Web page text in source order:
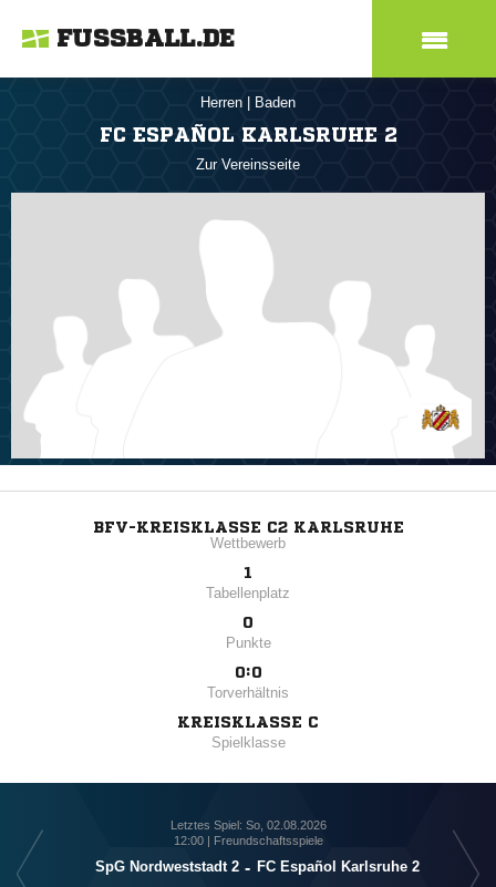
FUSSBALL.DE
Herren Baden
FC ESPAÑOL KARLSRUHE 2
Zur Vereinsseite
BFV-KREISKLASSE C2 KARLSRUHE
Wettbewerb
1
Tabellenplatz
0
Punkte
0:0
Torverhältnis
KREISKLASSE C
Spielklasse
Letztes Spiel: So, 02.08.2026
12:00 | Freundschaftsspiele
SpG Nordweststadt 2 - FC Español Karlsruhe 2